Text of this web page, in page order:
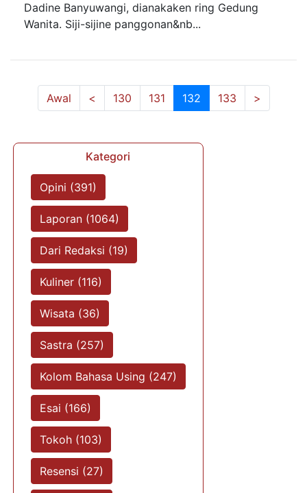
Dadine Banyuwangi, dianakaken ring Gedung
Wanita. Siji-sijine panggonan&nb...
Awal < 130 131 132(current)
133 >
Kategori
Opini (391)
Laporan (1064)
Dari Redaksi (19)
Kuliner (116)
Wisata (36)
Sastra (257)
Kolom Bahasa Using (247)
Esai (166)
Tokoh (103)
Resensi (27)